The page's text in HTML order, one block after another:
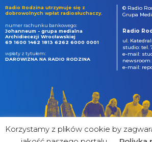
Radio Rodzina utrzymuje się z
dobrowolnych wpłat radiosłuchaczy.
numer rachunku bankowego:
Johanneum - grupa medialna
Archidiecezji Wrocławskiej
69 1600 1462 1813 6262 6000 0001
wpłaty z tytułem:
DAROWIZNA NA RADIO RODZINA
© Radio
Grupa
Radio
ul.
studio: tel.
e-mail:
newsroom:
e-mail:
Korzystamy z plików cookie by